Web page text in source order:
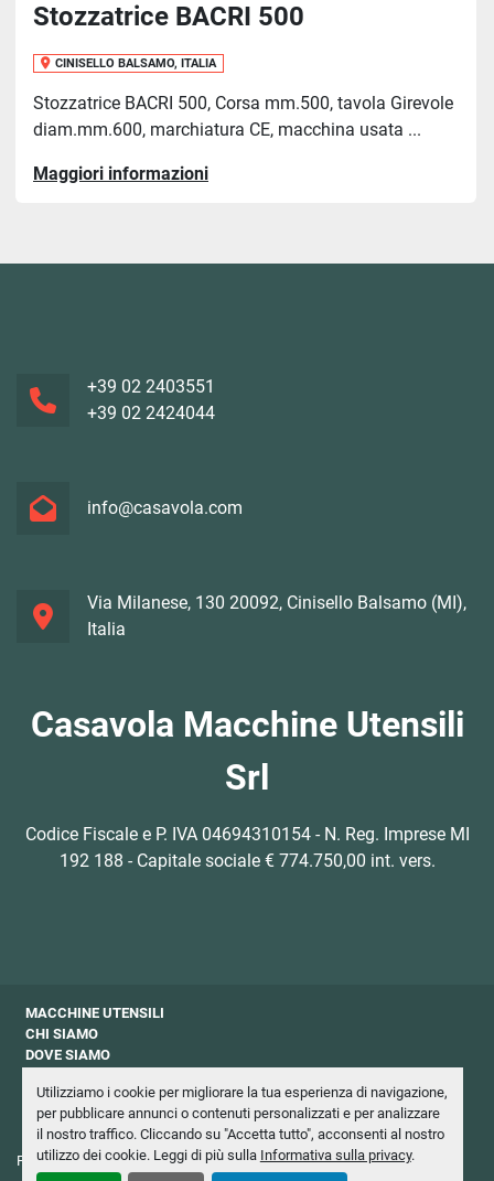
Utilizziamo i cookie per migliorare la tua esperienza di navigazione,
per pubblicare annunci o contenuti personalizzati e per analizzare
il nostro traffico. Cliccando su "Accetta tutto", acconsenti al nostro
utilizzo dei cookie. Leggi di più sulla Informativa sulla privacy.
Stozzatrice BACRI 500
CINISELLO BALSAMO, ITALIA
Stozzatrice BACRI 500, Corsa mm.500, tavola Girevole
diam.mm.600, marchiatura CE, macchina usata ...
Maggiori informazioni
+39 02 2403551
+39 02 2424044
info@casavola.com
Via Milanese, 130 20092, Cinisello Balsamo (MI),
Italia
Casavola Macchine Utensili
Srl
Codice Fiscale e P. IVA 04694310154 - N. Reg. Imprese MI
192 188 - Capitale sociale € 774.750,00 int. vers.
MACCHINE UTENSILI
CHI SIAMO
DOVE SIAMO
PRIVACY
NEWSLETTER
Personalizza le preferenze sui Cookies